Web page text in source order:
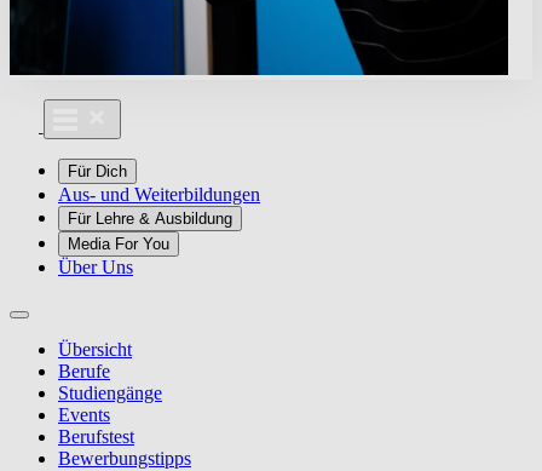
Für Dich
Aus- und Weiterbildungen
Für Lehre & Ausbildung
Media For You
Über Uns
Übersicht
Berufe
Studiengänge
Events
Berufstest
Bewerbungstipps